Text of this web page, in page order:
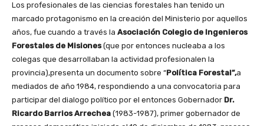
Los profesionales de las ciencias forestales han tenido un
marcado protagonismo en la creación del Ministerio por aquellos
años, fue cuando a través la Asociación Colegio de Ingenieros
Forestales de Misiones(que por entonces nucleaba a los
colegas que desarrollaban la actividad profesionalen la
provincia),presenta un documento sobre “Política Forestal”,a
mediados de año 1984, respondiendo a una convocatoria para
participar del dialogo político por el entonces Gobernador Dr.
Ricardo Barrios Arrechea (1983-1987), primer gobernador de